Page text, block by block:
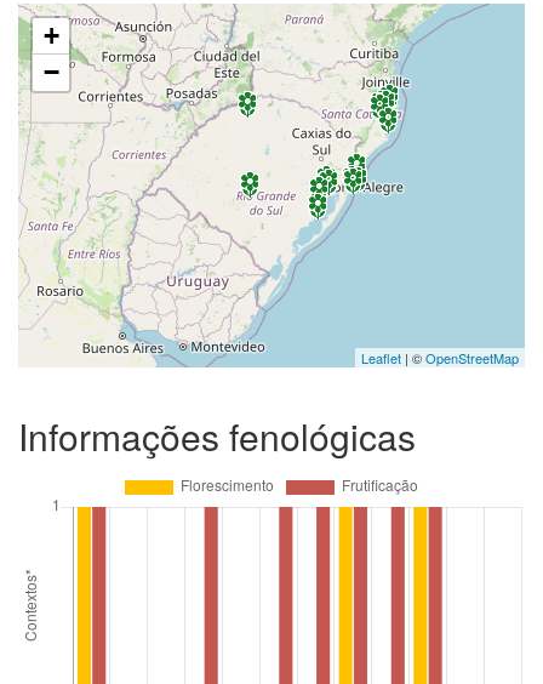
+
−
Leaflet | ©OpenStreetMap
Informações fenológicas